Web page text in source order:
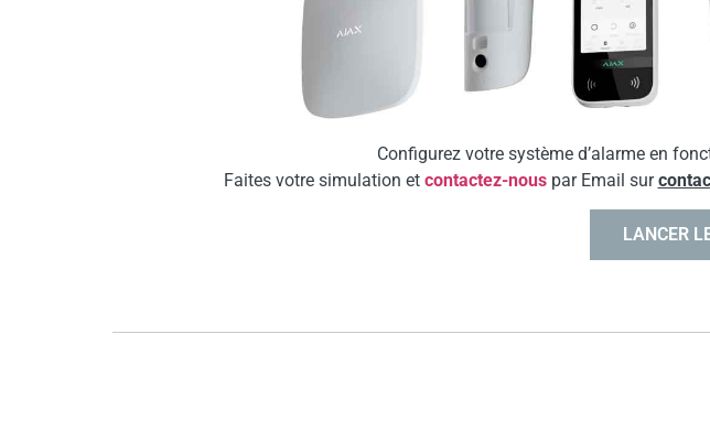
Configurez votre système d’alarme en
Faites votre simulation et contactez-nouspar Email sur
LANCER